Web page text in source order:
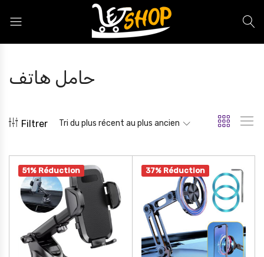
حامل هاتف
Filtrer Tri du plus récent au plus ancien
51% Réduction 37% Réduction